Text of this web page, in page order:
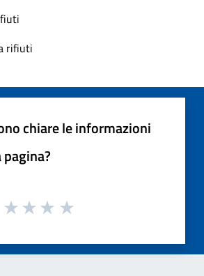
rifiuti
chiare le informazioni